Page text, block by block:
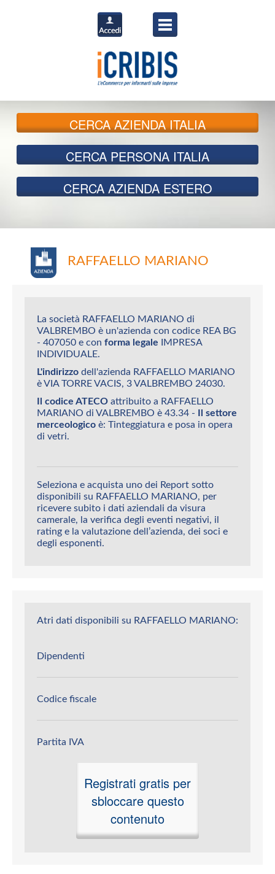
CERCAAZIENDA ITALIA
CERCA PERSONA ITALIA
CERCA AZIENDA ESTERO
RAFFAELLO MARIANO
La società RAFFAELLO MARIANO di
VALBREMBO è un'azienda con codice REA BG
- 407050 e con forma legale IMPRESA
INDIVIDUALE.
L'indirizzo dell'azienda RAFFAELLO MARIANO
è VIA TORRE VACIS, 3 VALBREMBO 24030.
Il codice ATECO attribuito a RAFFAELLO
MARIANO di VALBREMBO è 43.34 - Il settore
merceologico è: Tinteggiatura e posa in opera
di vetri.
Seleziona e acquista uno dei Report sotto
disponibili su RAFFAELLO MARIANO, per
ricevere subito i dati aziendali da visura
camerale, la verifica degli eventi negativi, il
rating e la valutazione dell’azienda, dei soci e
degli esponenti.
Atri dati disponibili su RAFFAELLO MARIANO:
Dipendenti
Codice fiscale
Partita IVA
Registrati gratis per
sbloccare questo
contenuto